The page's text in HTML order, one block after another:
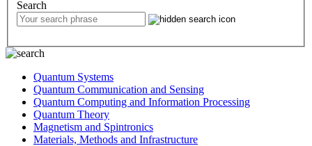
Search
Quantum Systems
Quantum Communication and Sensing
Quantum Computing and Information Processing
Quantum Theory
Magnetism and Spintronics
Materials, Methods and Infrastructure